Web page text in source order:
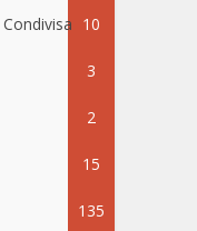
10
3
2
15
135